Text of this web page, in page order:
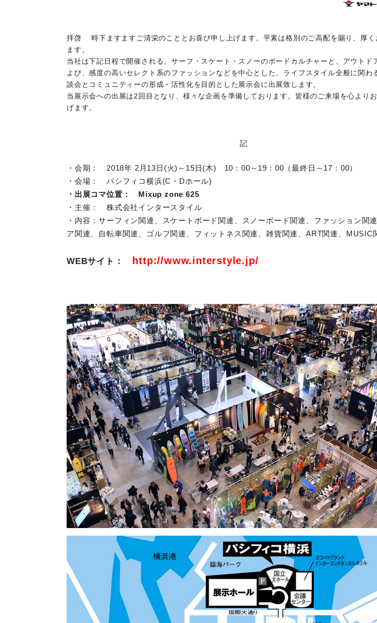
拝啓 時下ますますご清栄のこととお喜び申し上げます。平素は格別のご高配を賜り、厚く
ます。
当社は下記日程で開催される、サーフ・スケート・スノーのボードカルチャーと、アウトド
よび、感度の高いセレクト系のファッションなどを中心とした、ライフスタイル全般に関わ
談会とコミュニティーの形成・活性化を目的とした展示会に出展致します。
当展示会への出展は2回目となり、様々な企画を準備しております。皆様のご来場を心より
げます。
記
・会期： 2018年 2月13日(火)～15日(木) 10：00～19：00（最終日～17：00）
・会場： パシフィコ横浜(C・Dホール)
・出展コマ位置： Mixup zone 625
・主催： 株式会社インタースタイル
・内容：サーフィン関連、スケートボード関連、スノーボード関連、ファッション関
ア関連、自転車関連、ゴルフ関連、フィットネス関連、雑貨関連、ART関連、MUSIC
WEBサイト： http://www.interstyle.jp/